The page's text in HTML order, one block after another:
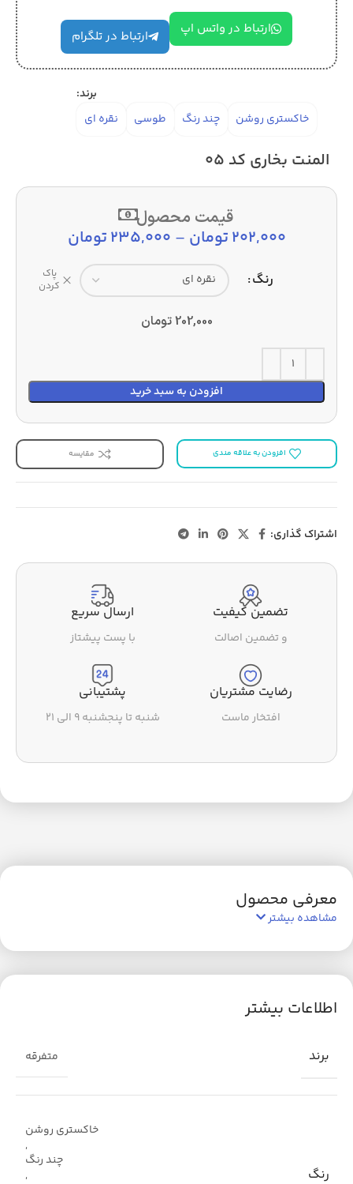
ارتباط در واتس اپ ارتباط در تلگرام
برند:
خاکستری روشن
چند رنگ طوسی نقره ای
المنت بخاری کد 05
قیمت محصول
202,000تومان –
235,000تومان
رنگ
پاک
کردن
202,000تومان
افزودن به سبد خرید
افزودن به علاقه مندی مقایسه
اشتراک گذاری:
تضمین کیفیت
و تضمین اصالت
ارسال سریع
با پست پیشتاز
رضایت مشتریان
افتخار ماست
پشتیبانی
شنبه تا پنجشنبه ۹ الی ۲۱
معرفی محصول
مشاهده بیشتر
اطلاعات بیشتر
برند متفرقه
رنگ
خاکستری روشن
,
چند رنگ
,